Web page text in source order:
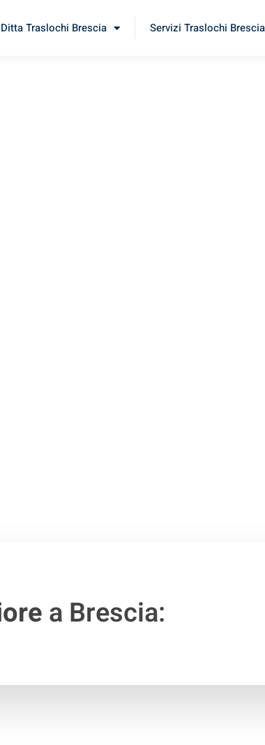
Ditta Traslochi Brescia Servizi Traslochi Brescia
a Brescia: